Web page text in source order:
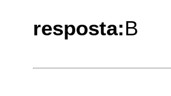
resposta:B